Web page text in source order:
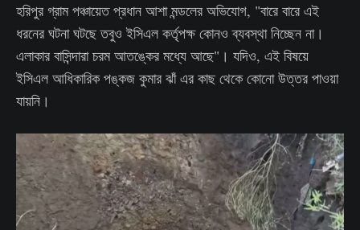
হরিপুর গ্রাম পঞ্চায়েত প্রধান আশা মন্ডলের অভিযোগ, "বারে বারে এই
ধরনের ঘটনা ঘটছে তবুও ইসিএল কর্তৃপক্ষ কোনও ব্যবস্থা নিচ্ছেন না।
এলাকার বাসিন্দারা চরম আতঙ্কের মধ্যে আছে"। যদিও, এই বিষয়ে
ইসিএল আধিকারিক পঙ্কজ কুমার ঝাঁ এর কাছ থেকে কোনো উত্তর পাওয়া
যায়নি।